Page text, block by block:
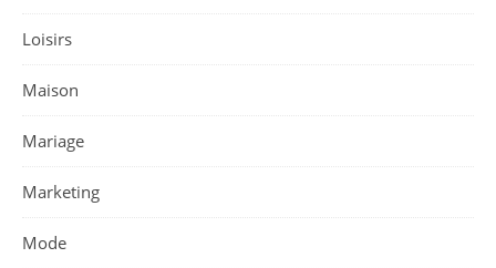
Loisirs
Maison
Mariage
Marketing
Mode